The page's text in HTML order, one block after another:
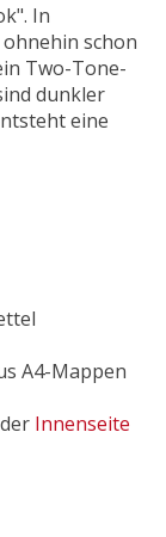
In
schon
Two-Tone-
dunkler
eine
A4-Mappen
Innenseite